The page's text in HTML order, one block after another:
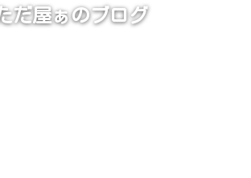
だ屋ぁのブログ